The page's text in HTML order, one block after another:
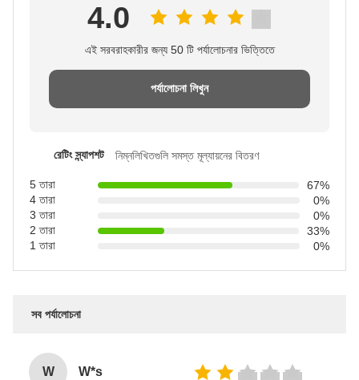
4.0
এই সরবরাহকারীর জন্য 50 টি পর্যালোচনার ভিত্তিতে
পর্যালোচনা লিখুন
রেটিং স্ন্যাপশট নিম্নলিখিতগুলি সমস্ত মূল্যায়নের বিতরণ
5 তারা
67%
4 তারা
0%
3 তারা
0%
2 তারা
33%
1 তারা
0%
সব পর্যালোচনা
W W*s